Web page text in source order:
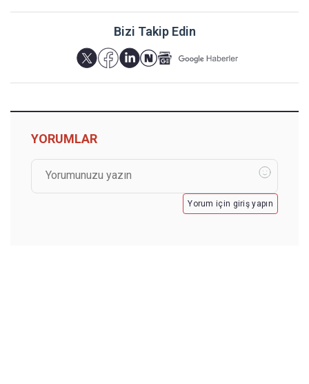
Bizi Takip Edin
YORUMLAR
Yorum için giriş yapın